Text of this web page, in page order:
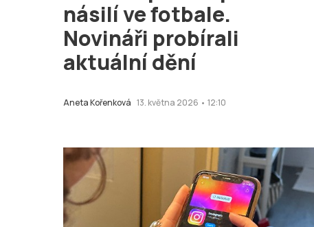
násilí ve fotbale.
Novináři probírali
aktuální dění
Aneta Kořenková 13. května 2026 • 12:10